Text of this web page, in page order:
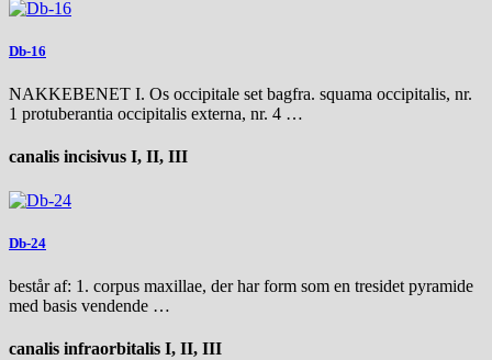
Db-16
NAKKEBENET I. Os occipitale set bagfra. squama occipitalis, nr.
1 protuberantia occipitalis externa, nr. 4 …
canalis incisivus I, II, III
Db-24
består af: 1. corpus maxillae, der har form som en tresidet pyramide
med basis vendende …
canalis infraorbitalis I, II, III